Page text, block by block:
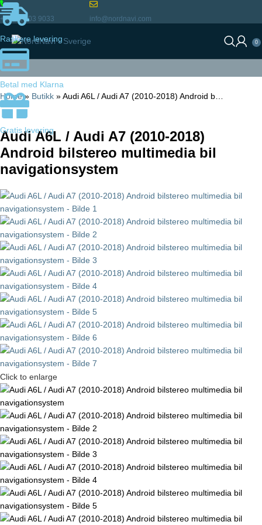
+46 72 903 9033 info@nordnavi.com
0
Raskere levering
Betal med Klarna
Gratis levering
Home» Butikk »Audi A6L / Audi A7 (2010-2018) Android b…
Audi A6L / Audi A7 (2010-2018)
Android bilstereo multimedia bil
navigationsystem
Click to enlarge